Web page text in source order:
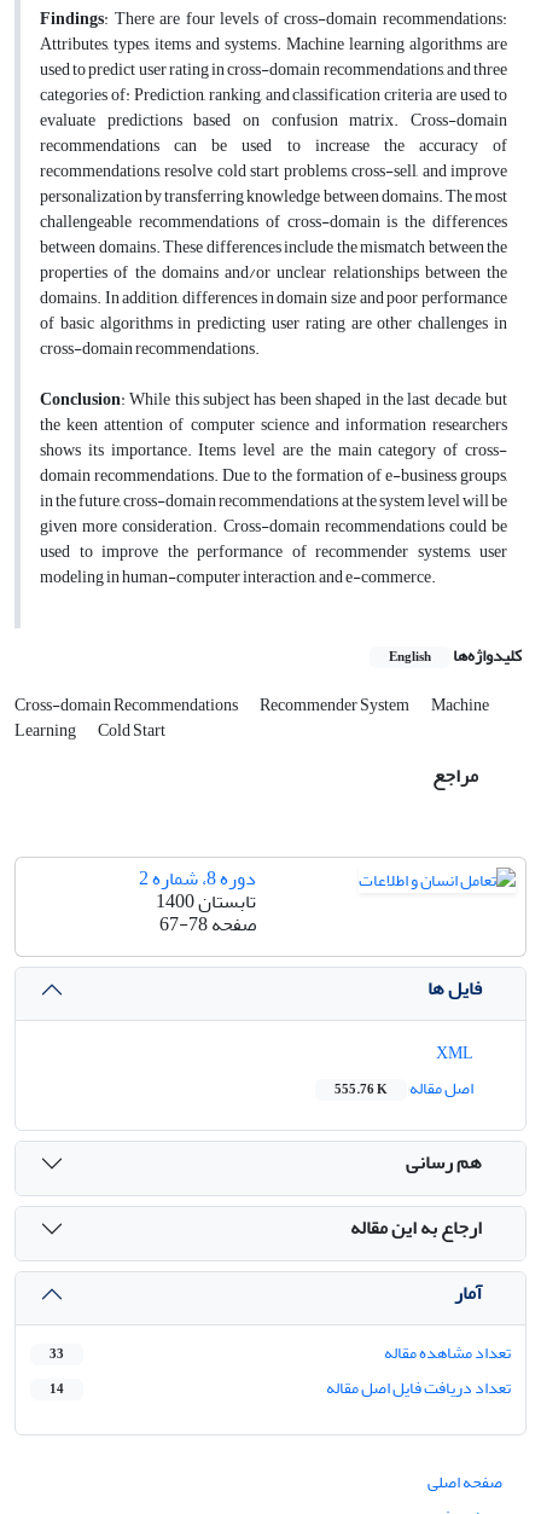
Findings: There are four levels of cross-domain recommendations:
Attributes, types, items and systems. Machine learning algorithms are
used to predict user rating in cross-domain recommendations, and three
categories of: Prediction, ranking, and classification criteria are used to
evaluate predictions based on confusion matrix. Cross-domain
recommendations can be used to increase the accuracy of
recommendations, resolve cold start problems, cross-sell, and improve
personalization by transferring knowledge between domains. The most
challengeable recommendations of cross-domain is the differences
between domains. These differences include the mismatch between the
properties of the domains and/or unclear relationships between the
domains. In addition, differences in domain size and poor performance
of basic algorithms in predicting user rating are other challenges in
cross-domain recommendations.
Conclusion: While this subject has been shaped in the last decade, but
the keen attention of computer science and information researchers
shows its importance. Items level are the main category of cross-
domain recommendations. Due to the formation of e-business groups,
in the future, cross-domain recommendations at the system level will be
given more consideration. Cross-domain recommendations could be
used to improve the performance of recommender systems, user
modeling in human-computer interaction, and e-commerce.
کلیدواژه‌ها English
Cross-domain Recommendations Recommender System Machine
Learning Cold Start
مراجع
دوره 8، شماره 2
تابستان 1400
صفحه67-78
فایل ها
اصل مقاله
555.76 K
هم رسانی
ارجاع به این مقاله
آمار
تعداد مشاهده مقاله 33
تعداد دریافت فایل اصل مقاله 14
صفحه اصلی